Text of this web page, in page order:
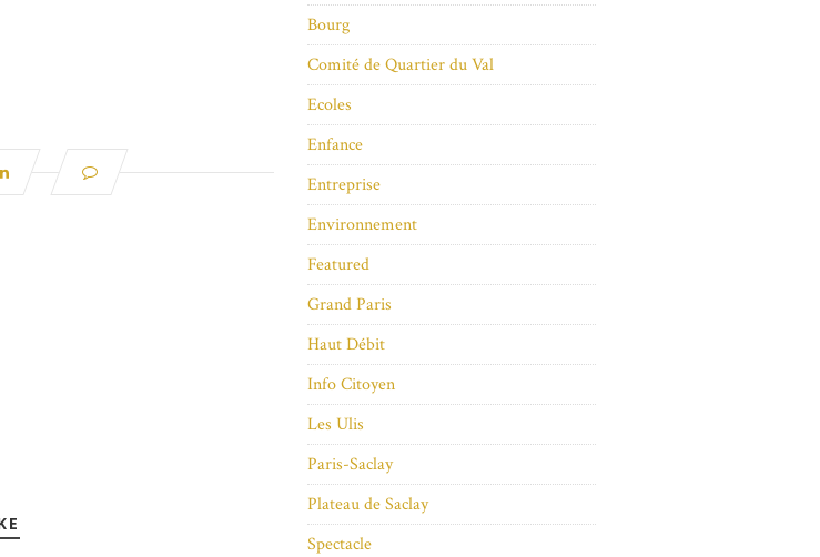
Bourg
Comité de Quartier du Val
Ecoles
Enfance
Entreprise
Environnement
Featured
Grand Paris
Haut Débit
Info Citoyen
Les Ulis
Paris-Saclay
Plateau de Saclay
Spectacle